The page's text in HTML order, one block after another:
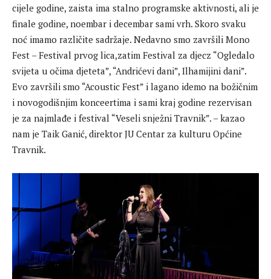
cijele godine, zaista ima stalno programske aktivnosti, ali je
finale godine, noembar i decembar sami vrh. Skoro svaku
noć imamo različite sadržaje. Nedavno smo završili Mono
Fest – Festival prvog lica,zatim Festival za djecz “Ogledalo
svijeta u očima djeteta”, “Andrićevi dani”, Ilhamijini dani”.
Evo završili smo “Acoustic Fest” i lagano idemo na božičnim
i novogodišnjim konceertima i sami kraj godine rezervisan
je za najmlađe i festival “Veseli snježni Travnik”. – kazao
nam je Taik Ganić, direktor JU Centar za kulturu Općine
Travnik.